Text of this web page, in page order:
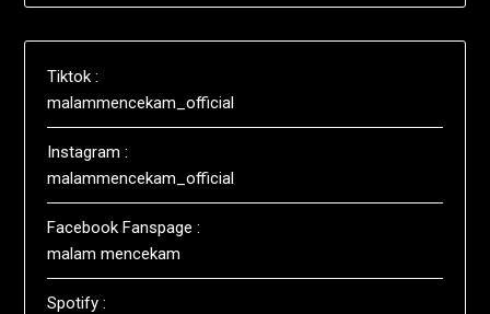
Tiktok :
malammencekam_official
Instagram :
malammencekam_official
Facebook Fanspage :
malam mencekam
Spotify :